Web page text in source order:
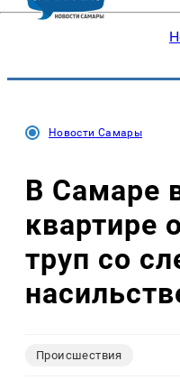
Новости Самары
В Самаре
квартире
труп со
Происшествия